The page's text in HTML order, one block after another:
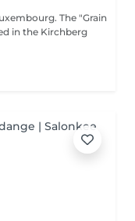
The "Grain
in the Kirchberg